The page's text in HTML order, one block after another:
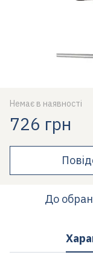
Немає в наявності
726 грн
До